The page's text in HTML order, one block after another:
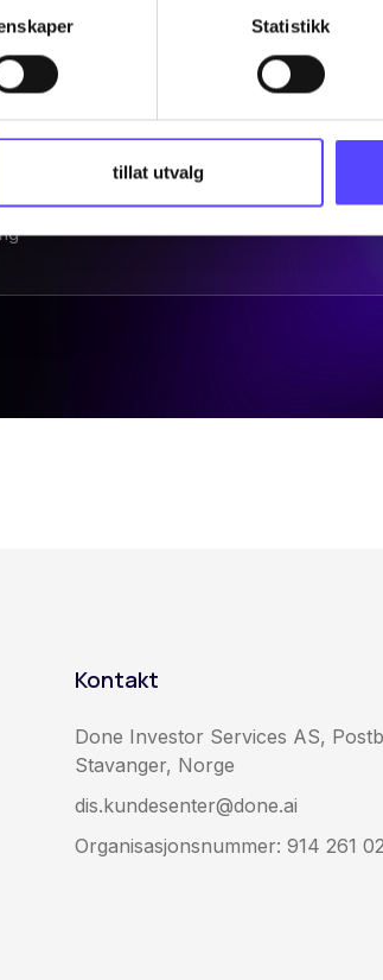
Statistikk
tillat utvalg
Kontakt
Done Investor Services AS,
Stavanger, Norge
dis.kundesenter@done.ai
Organisasjonsnummer: 914 261